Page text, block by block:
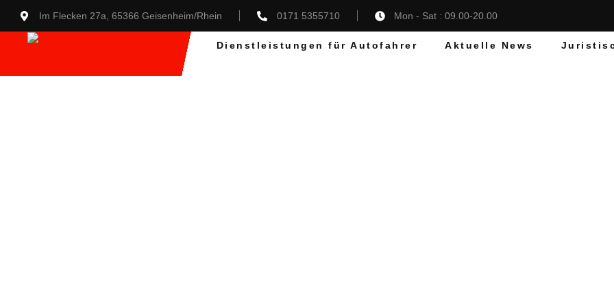
Im Flecken 27a, 65366 Geisenheim/Rhein 0171 5355710 Mon - Sat : 09.00-20.00
Dienstleistungen für Autofahrer Aktuelle News